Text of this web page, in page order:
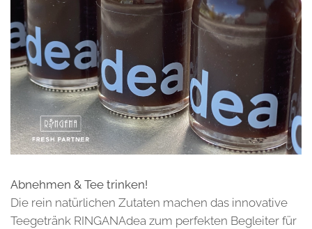
Abnehmen & Tee trinken!
Die rein natürlichen Zutaten machen das innovative
Teegetränk RINGANAdea zum perfekten Begleiter für